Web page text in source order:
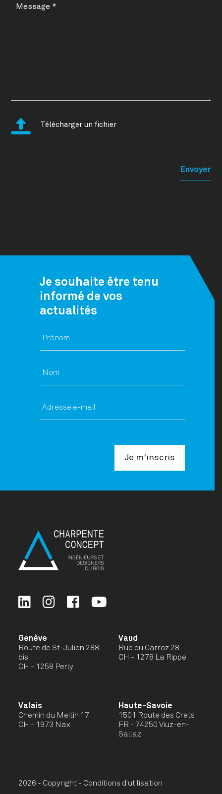
Télécharger un fichier
Je souhaite être tenu
informé de vos
actualités
Genève
Route de St-Julien 288
bis
CH - 1258 Perly
Vaud
Rue du Carroz 28
CH - 1278 La Rippe
Valais
Chemin du Meitin 17
CH - 1973 Nax
Haute-Savoie
1501 Route des Crets
FR - 74250 Viuz-en-
Sallaz
2026 - Copyright - Conditions d'utilisation